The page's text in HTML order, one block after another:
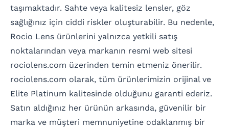
taşımaktadır. Sahte veya kalitesiz lensler, göz
sağlığınız için ciddi riskler oluşturabilir. Bu nedenle,
Rocio Lens ürünlerini yalnızca yetkili satış
noktalarından veya markanın resmi web sitesi
rociolens.com üzerinden temin etmeniz önerilir.
rociolens.com olarak, tüm ürünlerimizin orijinal ve
Elite Platinum kalitesinde olduğunu garanti ederiz.
Satın aldığınız her ürünün arkasında, güvenilir bir
marka ve müşteri memnuniyetine odaklanmış bir